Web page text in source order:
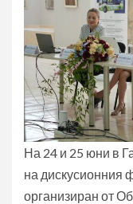
На 24 и 25 юни в
на дискусионния
организиран от